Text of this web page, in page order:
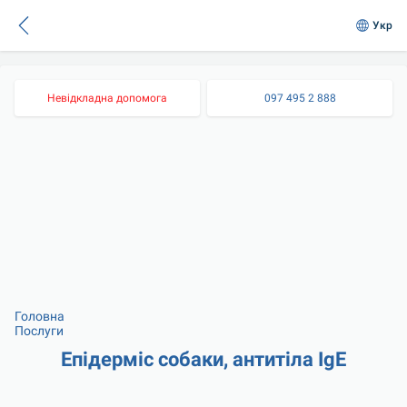
Укр
Невідкладна допомога 097 495 2 888
Головна
Послуги
Епідерміс собаки, антитіла IgE